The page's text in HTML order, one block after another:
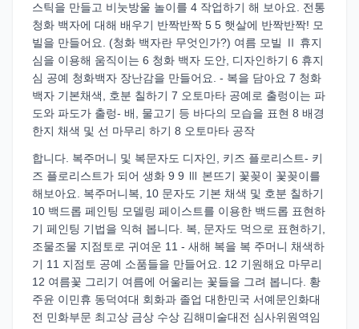
스틱을 만들고 비눗방울 놀이를 4 작업하기 해 보아요. 전통
청화 백자에 대해 배우기 반짝반짝 5 5 햇살에 반짝반짝! 모
빌을 만들어요. (청화 백자란 무엇인가?) 여름 모빌 Ⅱ 휴지
심을 이용해 움직이는 6 청화 백자 도안, 디자인하기 6 휴지
심 공예 청화백자 장난감을 만들어요. - 복을 담아요 7 청화
백자 기본채색, 호분 칠하기 7 오토마타 공예로 출렁이는 파
도와 파도가 출렁- 배, 물고기 등 바다의 모습을 표현 8 배경
한지 채색 및 선 마무리 하기 8 오토마타 공작
합니다. 복주머니 및 복문자도 디자인, 키즈 플로리스트- 키
즈 플로리스트가 되어 생화 9 9 Ⅲ 본뜨기 꽃꽂이 꽃꽂이를
해보아요. 복주머니복, 10 문자도 기본 채색 및 호분 칠하기
10 백드롭 페인팅 모델링 페이스트를 이용한 백드롭 표현하
기 페인팅 기법을 익혀 봅니다. 복, 문자도 먹으로 표현하기,
조물조물 지점토로 귀여운 11 - 새해 복을 복 주머니 채색하
기 11 지점토 공예 소품들을 만들어요. 12 기원해요 마무리
12 여름꽃 그리기 여름에 어울리는 꽃들을 그려 봅니다. 황
주윤 이민휴 동덕여대 회화과 졸업 대한민국 서예문인화대
전 민화부문 최고상 금상 수상 김해미술대전 심사위원역임